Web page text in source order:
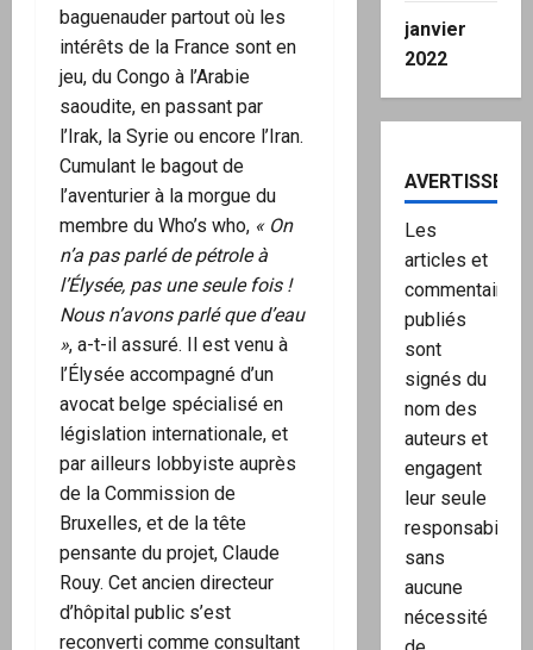
baguenauder partout où les
intérêts de la France sont en
jeu, du Congo à l’Arabie
saoudite, en passant par
l’Irak, la Syrie ou encore l’Iran.
Cumulant le bagout de
l’aventurier à la morgue du
membre du Who’s who, « On
n’a pas parlé de pétrole à
l’Élysée, pas une seule fois !
Nous n’avons parlé que d’eau
», a-t-il assuré. Il est venu à
l’Élysée accompagné d’un
avocat belge spécialisé en
législation internationale, et
par ailleurs lobbyiste auprès
de la Commission de
Bruxelles, et de la tête
pensante du projet, Claude
Rouy. Cet ancien directeur
d’hôpital public s’est
reconverti comme consultant
janvier
2022
Les
articles et
commentaires
publiés
sont
signés du
nom des
auteurs et
engagent
leur seule
responsabilité,
sans
aucune
nécessité